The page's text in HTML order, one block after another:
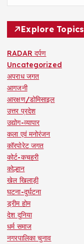
Explore Topics
RADAR दर्पण
Uncategorized
अपराध जगत
आगजनी
आरक्षण/डोमिसाइल
उत्तर प्रदेश
उद्योग-व्यापार
कला एवं मनोरंजन
कॉरपोरेट जगत
कोर्ट-कचहरी
कोल्हान
खेल खिलाड़ी
घटना-दुर्घटना
ड्रीम होम
देश दुनिया
धर्म समाज
नगरपालिका चुनाव